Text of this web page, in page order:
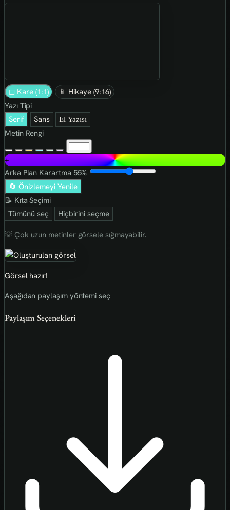
◻ Kare (1:1)
📱 Hikaye (9:16)
Yazı Tipi
Serif
Sans El Yazısı
Metin Rengi
+
Arka Plan Karartma 55%
🔄 Önizlemeyi Yenile
📝 Kıta Seçimi
Tümünü seç
Hiçbirini seçme
💡 Çok uzun metinler görsele sığmayabilir.
Görsel hazır!
Aşağıdan paylaşım yöntemi seç
Paylaşım Seçenekleri